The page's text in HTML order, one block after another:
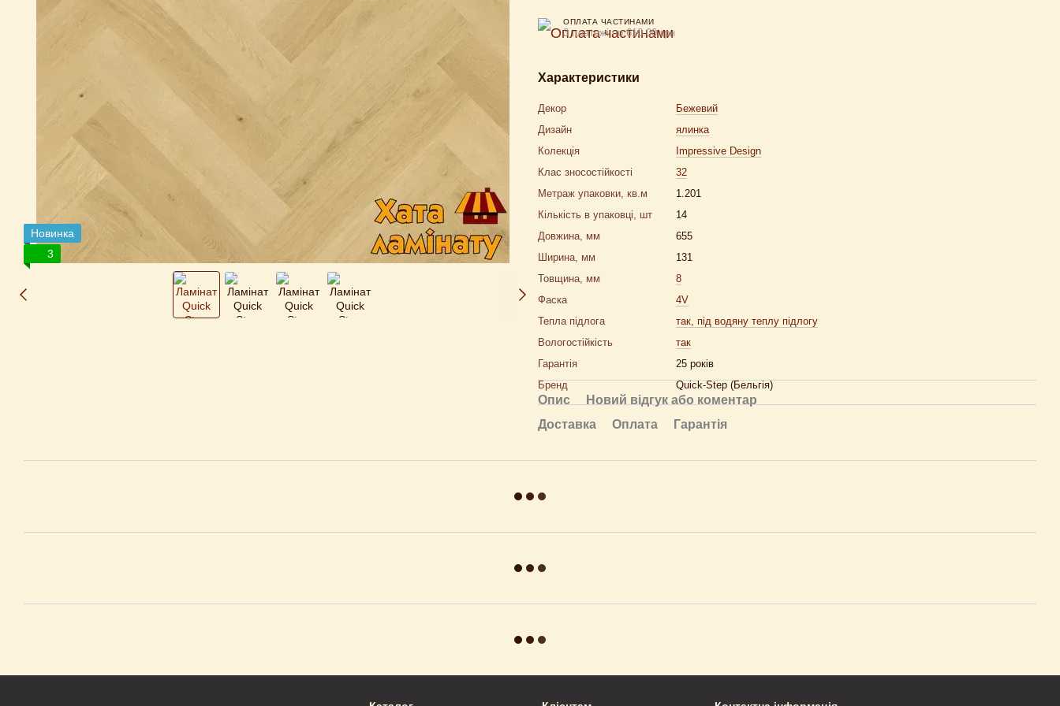
Новинка
3
ОПЛАТА ЧАСТИНАМИ
3 платежі по 610.00 грн
Характеристики
Декор
Бежевий
Дизайн
ялинка
Колекція
Impressive Design
Клас зносостійкості
32
Метраж упаковки, кв.м
1.201
Кількість в упаковці, шт
14
Довжина, мм
655
Ширина, мм
131
Товщина, мм
8
Фаска
4V
Тепла підлога
так, під водяну теплу підлогу
Вологостійкість
так
Гарантія
25 років
Бренд
Quick-Step (Бельгія)
Опис
Новий відгук або коментар
Доставка
Оплата Гарантія